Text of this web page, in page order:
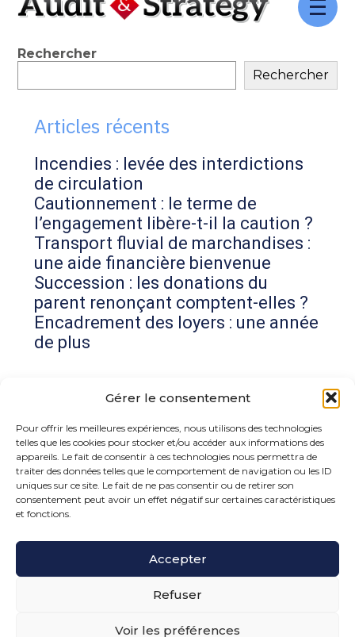
Gérer le consentement
Pour offrir les meilleures expériences, nous utilisons des technologies
telles que les cookies pour stocker et/ou accéder aux informations des
appareils. Le fait de consentir à ces technologies nous permettra de
traiter des données telles que le comportement de navigation ou les ID
uniques sur ce site. Le fait de ne pas consentir ou de retirer son
consentement peut avoir un effet négatif sur certaines caractéristiques
et fonctions.
Accepter
Refuser
Voir les préférences
Aller
Blog
sidebar
Rechercher
Rechercher
Articles récents
Incendies : levée des interdictions
de circulation
Cautionnement : le terme de
l’engagement libère-t-il la caution ?
Transport fluvial de marchandises :
une aide financière bienvenue
Succession : les donations du
parent renonçant comptent-elles ?
Encadrement des loyers : une année
de plus
Commentaires récents
Aucun commentaire à afficher.
15 rue de la Bonne Rencontre – 77860 Quincy
Voisins